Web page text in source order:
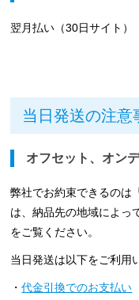
翌月払い（30日サイト）
当日発送の注意
オフセット、オン
弊社でお約束できるのは
は、納品先の地域によっ
をご覧ください。
当日発送は以下をご利用
・代金引換でのお支払い